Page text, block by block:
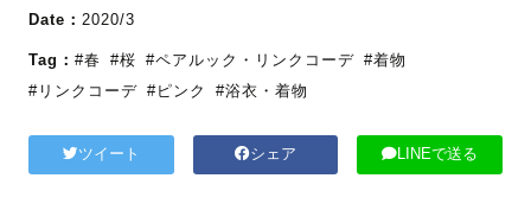
Date： 2020/3
Tag： #春 #桜 #ペアルック・リンクコーデ #着物
#リンクコーデ #ピンク #浴衣・着物
ツイート シェア LINEで送る